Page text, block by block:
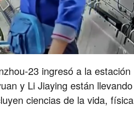
ingresó a la estación
y Li Jiaying están llevando
ciencias de la vida, física